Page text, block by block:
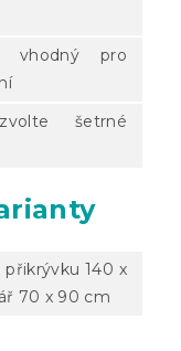
vhodný pro
šetrné
přikrývku 140 x
70 x 90 cm